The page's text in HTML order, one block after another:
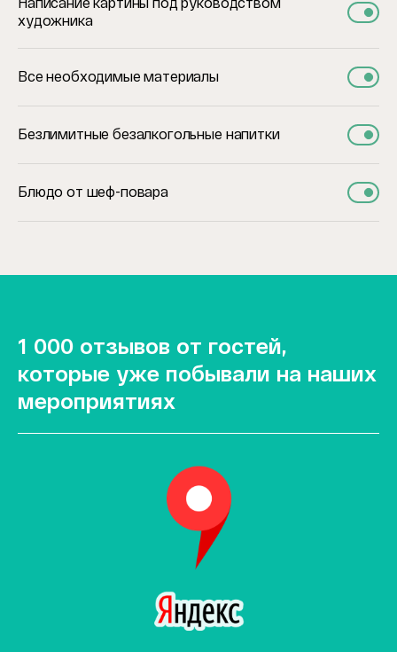
Написание картины под руководством
художника
Все необходимые материалы
Безлимитные безалкогольные напитки
Блюдо от шеф-повара
1 000 отзывов от гостей,
которые уже побывали на наших
мероприятиях